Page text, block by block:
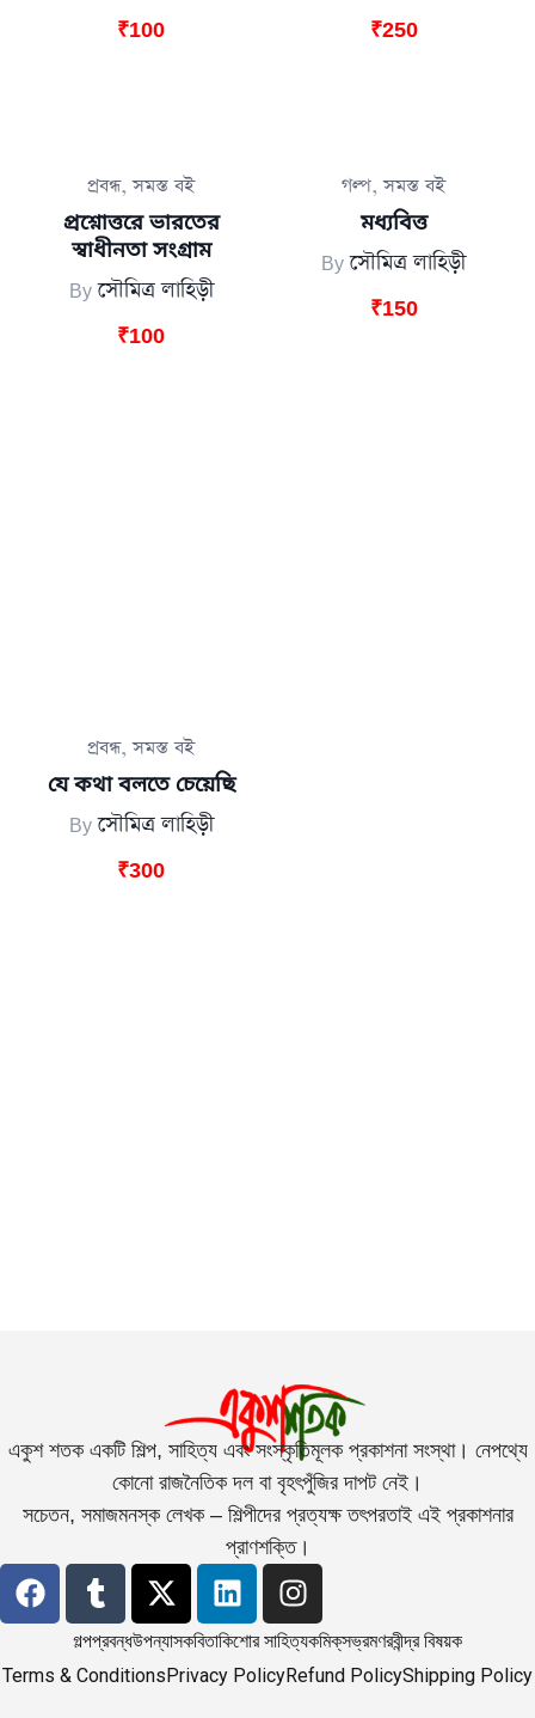
₹100 ₹250
প্রবন্ধ,সমস্ত বই
প্রশ্নোত্তরে ভারতের
স্বাধীনতা সংগ্রাম
Byসৌমিত্র লাহিড়ী
₹100
গল্প,সমস্ত বই
মধ্যবিত্ত
Byসৌমিত্র লাহিড়ী
₹150
প্রবন্ধ,সমস্ত বই
যে কথা বলতে চেয়েছি
Byসৌমিত্র লাহিড়ী
₹300
একুশ শতক একটি শিল্প, সাহিত্য এবং সংস্কৃতিমূলক প্রকাশনা সংস্থা। নেপথ্যে
কোনো রাজনৈতিক দল বা বৃহৎপুঁজির দাপট নেই।
সচেতন, সমাজমনস্ক লেখক – শিল্পীদের প্রত্যক্ষ তৎপরতাই এই প্রকাশনার
প্রাণশক্তি।
গল্পপ্রবন্ধউপন্যাসকবিতাকিশোর সাহিত্যকমিক্‌সভ্রমণরবীন্দ্র বিষয়ক
Terms & ConditionsPrivacy PolicyRefund PolicyShipping Policy